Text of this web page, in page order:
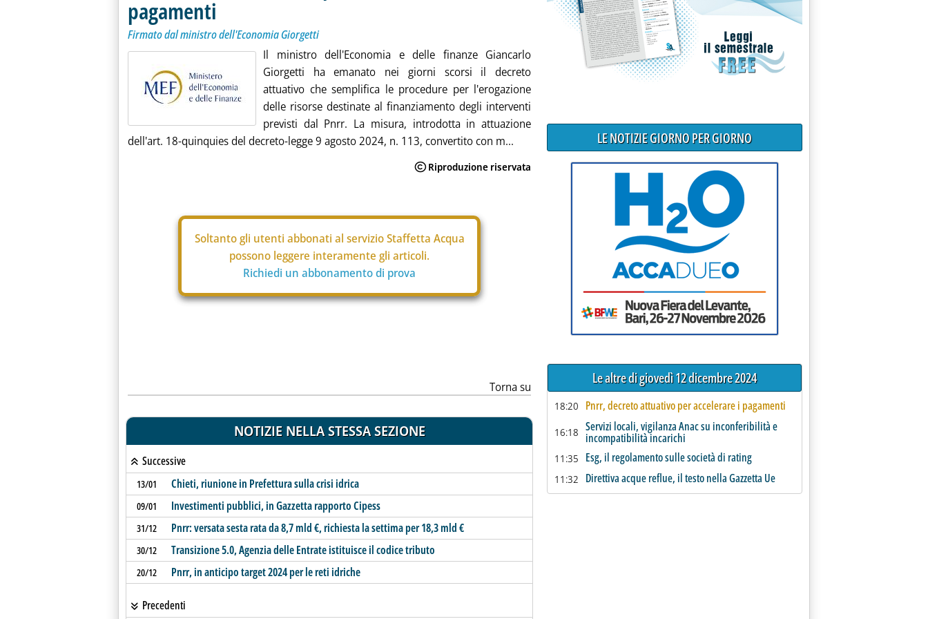
pagamenti
Firmato dal ministro dell'Economia Giorgetti
Il ministro dell'Economia e delle finanze Giancarlo
Giorgetti ha emanato nei giorni scorsi il decreto
attuativo che semplifica le procedure per l'erogazione
delle risorse destinate al finanziamento degli interventi
previsti dal Pnrr. La misura, introdotta in attuazione
dell'art. 18-quinquies del decreto-legge 9 agosto 2024, n. 113, convertito con m...
Soltanto gli utenti abbonati al servizio Staffetta Acqua
possono leggere interamente gli articoli.
Richiedi un abbonamento di prova
Torna su
NOTIZIE NELLA STESSA SEZIONE
Successive
13/01 Chieti, riunione in Prefettura sulla crisi idrica
09/01 Investimenti pubblici, in Gazzetta rapporto Cipess
31/12 Pnrr: versata sesta rata da 8,7 mld €, richiesta la settima per 18,3 mld €
30/12 Transizione 5.0, Agenzia delle Entrate istituisce il codice tributo
20/12 Pnrr, in anticipo target 2024 per le reti idriche
Precedenti
LE NOTIZIE GIORNO PER GIORNO
Le altre di giovedì 12 dicembre 2024
18:20 Pnrr, decreto attuativo per accelerare i pagamenti
16:18 Servizi locali, vigilanza Anac su inconferibilità e
incompatibilità incarichi
11:35 Esg, il regolamento sulle società di rating
11:32 Direttiva acque reflue, il testo nella Gazzetta Ue